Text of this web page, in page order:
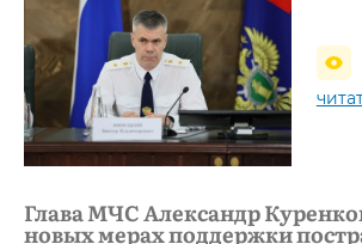
Глава МЧС Александр
новых мерах поддержки